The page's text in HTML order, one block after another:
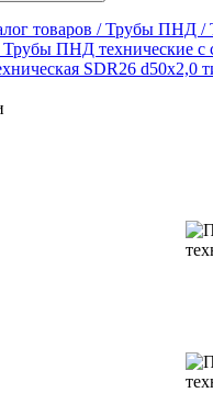
товаров /Трубы ПНД /
Трубы ПНД технические с
SDR26 d50х2,0